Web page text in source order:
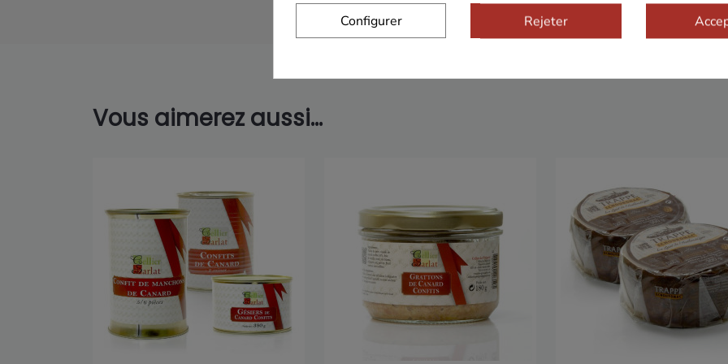
Vous aimerez aussi...
Configurer Rejeter